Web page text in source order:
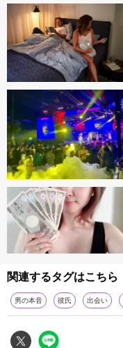
関連するタグはこちら
男の本音 彼氏 出会い